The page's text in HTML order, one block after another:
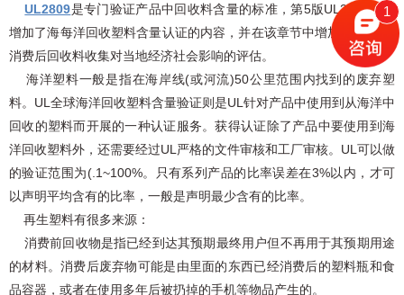
UL2809是专门验证产品中回收料含量的标准，第5版UL2809标准
增加了海每洋回收塑料含量认证的内容，并在该章节中增加了消费前/
消费后回收料收集对当地经济社会影响的评估。
海洋塑料一般是指在海岸线(或河流)50公里范围内找到的废弃塑
料。UL全球海洋回收塑料含量验证则是UL针对产品中使用到从海洋中
回收的塑料而开展的一种认证服务。获得认证除了产品中要使用到海
洋回收塑料外，还需要经过UL严格的文件审核和工厂审核。UL可以做
的验证范围为(.1~100%。只有系列产品的比率误差在3%以内，才可
以声明平均含有的比率，一般是声明最少含有的比率。
再生塑料有很多来源：
消费前回收物是指已经到达其预期最终用户但不再用于其预期用途
的材料。消费后废弃物可能是由里面的东西已经消费后的塑料瓶和食
品容器，或者在使用多年后被扔掉的手机等物品产生的。
1